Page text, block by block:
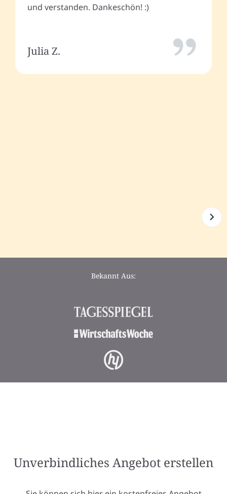
und verstanden. Dankeschön! :)
Julia Z.
Bekannt Aus:
Unverbindliches Angebot erstellen